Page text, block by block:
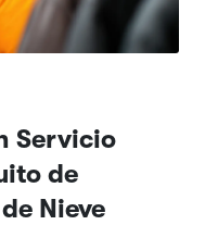
Servicio
de
Nieve